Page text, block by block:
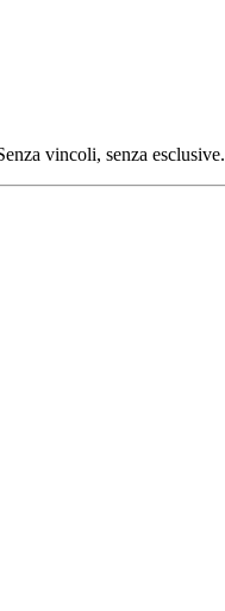
vincoli, senza esclusive.